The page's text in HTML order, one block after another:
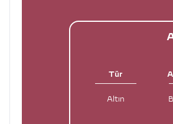
Tür
Altın